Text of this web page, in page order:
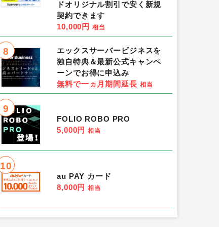
ドオリジナル割引で安く新規
契約できます
10,000円 相当
8
エックスサーバービジネスを
独自特典＆最新公式キャンペ
ーンでお得に申込み
無料で一ヵ月期間延長 相当
9
FOLIO ROBO PRO
5,000円 相当
10
au PAY カード
8,000円 相当